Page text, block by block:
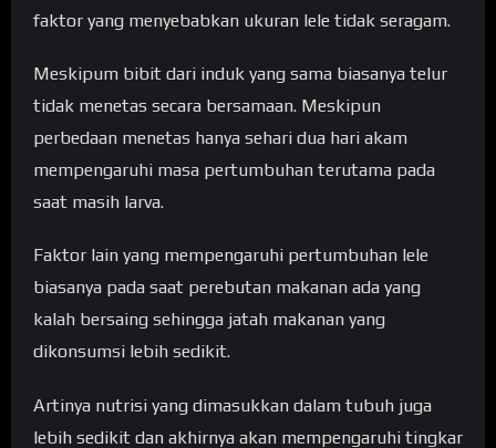
faktor yang menyebabkan ukuran lele tidak seragam.
Meskipum bibit dari induk yang sama biasanya telur
tidak menetas secara bersamaan. Meskipun
perbedaan menetas hanya sehari dua hari akam
mempengaruhi masa pertumbuhan terutama pada
saat masih larva.
Faktor lain yang mempengaruhi pertumbuhan lele
biasanya pada saat perebutan makanan ada yang
kalah bersaing sehingga jatah makanan yang
dikonsumsi lebih sedikit.
Artinya nutrisi yang dimasukkan dalam tubuh juga
lebih sedikit dan akhirnya akan mempengaruhi tingkar